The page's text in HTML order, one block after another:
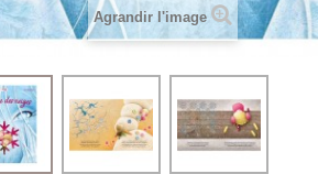
Agrandir l'image